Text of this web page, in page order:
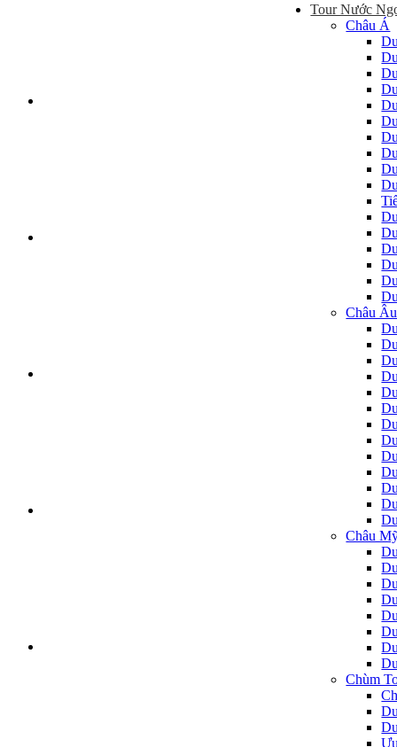
Tour Nước
Châu Á
Châu Âu
Châu
Chùm